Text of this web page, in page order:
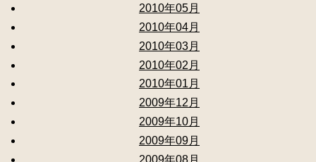
2010年05月
2010年04月
2010年03月
2010年02月
2010年01月
2009年12月
2009年10月
2009年09月
2009年08月